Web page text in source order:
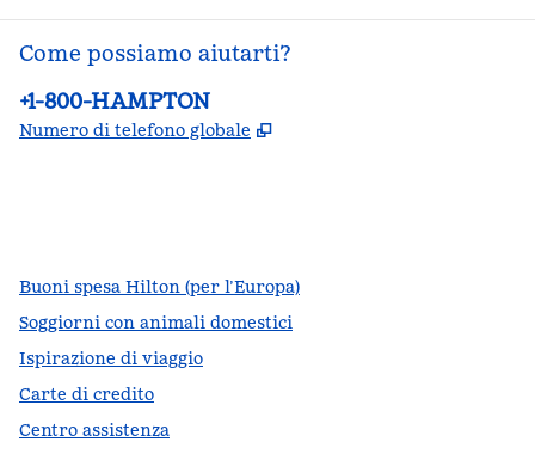
Come possiamo aiutarti?
Telefono:
+1-800-HAMPTON
Numero di telefono globale ,
Buoni spesa Hilton (per l’Europa)
Soggiorni con animali domestici
Ispirazione di viaggio
Carte di credito
Centro assistenza